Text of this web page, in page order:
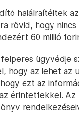
halálraítéltek
rövid, hogy
60 millió
ügyvédje
hogy az lehet az
ezt az
érintettekkel.